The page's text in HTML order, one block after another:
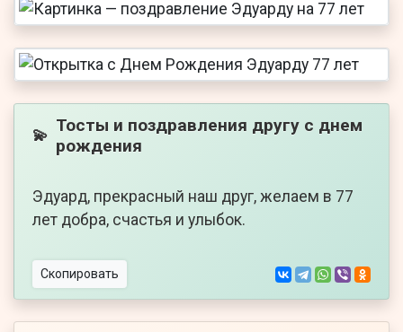
💫 Тосты и поздравления другу с днем
рождения
Эдуард, прекрасный наш друг, желаем в 77
лет добра, счастья и улыбок.
Скопировать